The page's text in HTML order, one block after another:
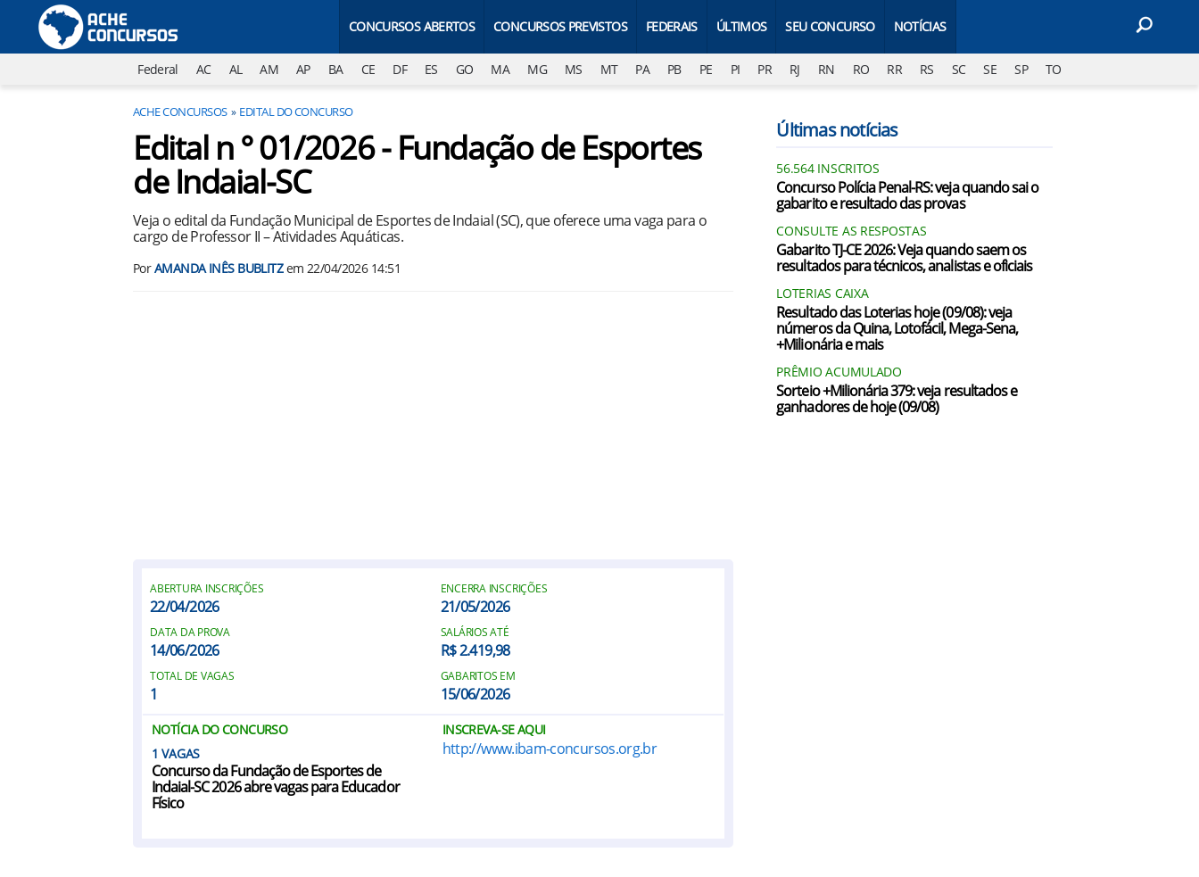
CONCURSOS ABERTOS CONCURSOS PREVISTOS FEDERAIS ÚLTIMOS SEU CONCURSO NOTÍCIAS
Federal AC AL AM AP BA CE DF ES GO MA MG MS MT PA PB PE PI PR RJ RN RO RR RS SC SE SP TO
ACHE CONCURSOS EDITAL DO CONCURSO
Edital n ° 01/2026 - Fundação de Esportes
de Indaial-SC
Veja o edital da Fundação Municipal de Esportes de Indaial (SC), que oferece uma vaga para o
cargo de Professor II – Atividades Aquáticas.
PorAMANDA INÊS BUBLITZem 22/04/2026 14:51
ABERTURA INSCRIÇÕES
22/04/2026
ENCERRA INSCRIÇÕES
21/05/2026
DATA DA PROVA
14/06/2026
SALÁRIOS ATÉ
R$ 2.419,98
TOTAL DE VAGAS
1
GABARITOS EM
15/06/2026
NOTÍCIA DO CONCURSO
1
Concurso da Fundação de Esportes de
Indaial-SC 2026 abre vagas para Educador
Físico
INSCREVA-SE AQUI
http://www.ibam-concursos.org.br
Últimas notícias
56.564 INSCRITOS
Concurso Polícia Penal-RS: veja quando sai o
gabarito e resultado das provas
CONSULTE AS RESPOSTAS
Gabarito TJ-CE 2026: Veja quando saem os
resultados para técnicos, analistas e oficiais
LOTERIAS CAIXA
Resultado das Loterias hoje (09/08): veja
números da Quina, Lotofácil, Mega-Sena,
+Milionária e mais
PRÊMIO ACUMULADO
Sorteio +Milionária 379: veja resultados e
ganhadores de hoje (09/08)